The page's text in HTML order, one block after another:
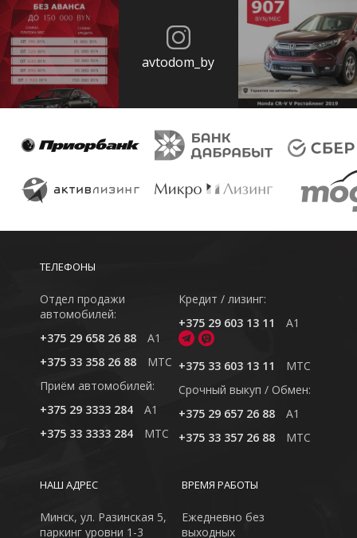
avtodom_by
ТЕЛЕФОНЫ
Отдел продажи
автомобилей:
+375 29 658 26 88
A1
+375 33 358 26 88
MTC
Приём автомобилей:
+375 29 3333 284
A1
+375 33 3333 284
MTC
Кредит / лизинг:
+375 29 603 13 11
A1
+375 33 603 13 11
MTC
Cрочный выкуп / Обмен:
+375 29 657 26 88
A1
+375 33 357 26 88
MTC
ВРЕМЯ РАБОТЫ
Ежедневно без
выходных
НАШ АДРЕС
Минск, ул. Разинская 5,
паркинг уровни 1-3